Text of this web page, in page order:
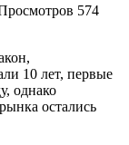
574
10 лет, первые
однако
остались